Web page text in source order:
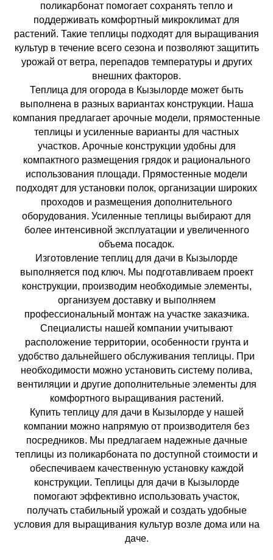
поликарбонат помогает сохранять тепло и
поддерживать комфортный микроклимат для
растений. Такие теплицы подходят для выращивания
культур в течение всего сезона и позволяют защитить
урожай от ветра, перепадов температуры и других
внешних факторов.
Теплица для огорода в Кызылорде может быть
выполнена в разных вариантах конструкции. Наша
компания предлагает арочные модели, прямостенные
теплицы и усиленные варианты для частных
участков. Арочные конструкции удобны для
компактного размещения грядок и рационального
использования площади. Прямостенные модели
подходят для установки полок, организации широких
проходов и размещения дополнительного
оборудования. Усиленные теплицы выбирают для
более интенсивной эксплуатации и увеличенного
объема посадок.
Изготовление теплиц для дачи в Кызылорде
выполняется под ключ. Мы подготавливаем проект
конструкции, производим необходимые элементы,
организуем доставку и выполняем
профессиональный монтаж на участке заказчика.
Специалисты нашей компании учитывают
расположение территории, особенности грунта и
удобство дальнейшего обслуживания теплицы. При
необходимости можно установить систему полива,
вентиляции и другие дополнительные элементы для
комфортного выращивания растений.
Купить теплицу для дачи в Кызылорде у нашей
компании можно напрямую от производителя без
посредников. Мы предлагаем надежные дачные
теплицы из поликарбоната по доступной стоимости и
обеспечиваем качественную установку каждой
конструкции. Теплицы для дачи в Кызылорде
помогают эффективно использовать участок,
получать стабильный урожай и создать удобные
условия для выращивания культур возле дома или на
даче.